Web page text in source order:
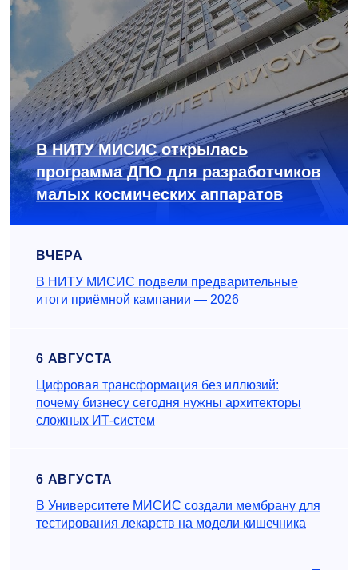
В НИТУ МИСИС открылась
программа ДПО для разработчиков
малых космических аппаратов
ВЧЕРА
В НИТУ МИСИС подвели предварительные
итоги приёмной кампании — 2026
6 АВГУСТА
Цифровая трансформация без иллюзий:
почему бизнесу сегодня нужны архитекторы
сложных ИТ-систем
6 АВГУСТА
В Университете МИСИС создали мембрану для
тестирования лекарств на модели кишечника